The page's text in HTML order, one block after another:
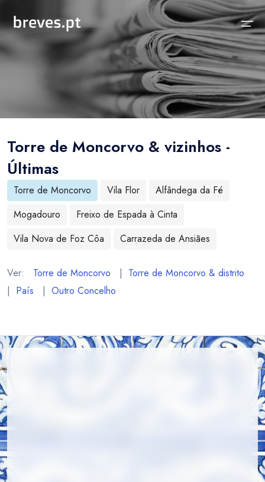
Notícias
Concelhos Vizinhos
Distrito
País
Temas
Sobre
Funcionalidades
As nossas Fontes
Perguntas Frequentes
Contactos
Torre de Moncorvo & vizinhos -
Últimas
Torre de Moncorvo Vila Flor
Alfândega da Fé
Mogadouro
Freixo de Espada à Cinta
Vila Nova de Foz Côa
Carrazeda de Ansiães
Ver: Torre de Moncorvo | Torre de Moncorvo & distrito
| País | Outro Concelho